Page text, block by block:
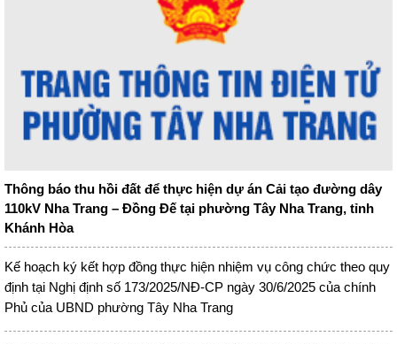
Thông báo thu hồi đất để thực hiện dự án Cải tạo đường dây
110kV Nha Trang – Đồng Đế tại phường Tây Nha Trang, tỉnh
Khánh Hòa
Kế hoạch ký kết hợp đồng thực hiện nhiệm vụ công chức theo quy
định tại Nghị định số 173/2025/NĐ-CP ngày 30/6/2025 của chính
Phủ của UBND phường Tây Nha Trang